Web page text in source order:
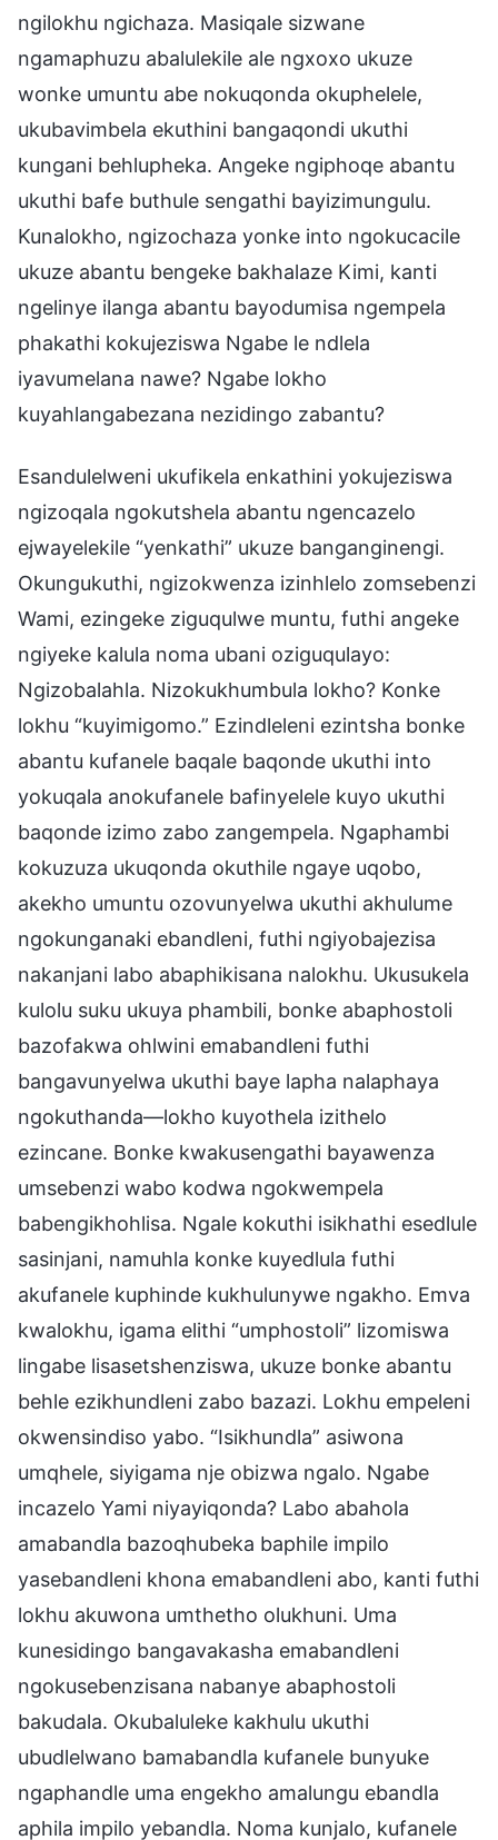
ngilokhu ngichaza. Masiqale sizwane
ngamaphuzu abalulekile ale ngxoxo ukuze
wonke umuntu abe nokuqonda okuphelele,
ukubavimbela ekuthini bangaqondi ukuthi
kungani behlupheka. Angeke ngiphoqe abantu
ukuthi bafe buthule sengathi bayizimungulu.
Kunalokho, ngizochaza yonke into ngokucacile
ukuze abantu bengeke bakhalaze Kimi, kanti
ngelinye ilanga abantu bayodumisa ngempela
phakathi kokujeziswa Ngabe le ndlela
iyavumelana nawe? Ngabe lokho
kuyahlangabezana nezidingo zabantu?
Esandulelweni ukufikela enkathini yokujeziswa
ngizoqala ngokutshela abantu ngencazelo
ejwayelekile “yenkathi” ukuze banganginengi.
Okungukuthi, ngizokwenza izinhlelo zomsebenzi
Wami, ezingeke ziguqulwe muntu, futhi angeke
ngiyeke kalula noma ubani oziguqulayo:
Ngizobalahla. Nizokukhumbula lokho? Konke
lokhu “kuyimigomo.” Ezindleleni ezintsha bonke
abantu kufanele baqale baqonde ukuthi into
yokuqala anokufanele bafinyelele kuyo ukuthi
baqonde izimo zabo zangempela. Ngaphambi
kokuzuza ukuqonda okuthile ngaye uqobo,
akekho umuntu ozovunyelwa ukuthi akhulume
ngokunganaki ebandleni, futhi ngiyobajezisa
nakanjani labo abaphikisana nalokhu. Ukusukela
kulolu suku ukuya phambili, bonke abaphostoli
bazofakwa ohlwini emabandleni futhi
bangavunyelwa ukuthi baye lapha nalaphaya
ngokuthanda—lokho kuyothela izithelo
ezincane. Bonke kwakusengathi bayawenza
umsebenzi wabo kodwa ngokwempela
babengikhohlisa. Ngale kokuthi isikhathi esedlule
sasinjani, namuhla konke kuyedlula futhi
akufanele kuphinde kukhulunywe ngakho. Emva
kwalokhu, igama elithi “umphostoli” lizomiswa
lingabe lisasetshenziswa, ukuze bonke abantu
behle ezikhundleni zabo bazazi. Lokhu empeleni
okwensindiso yabo. “Isikhundla” asiwona
umqhele, siyigama nje obizwa ngalo. Ngabe
incazelo Yami niyayiqonda? Labo abahola
amabandla bazoqhubeka baphile impilo
yasebandleni khona emabandleni abo, kanti futhi
lokhu akuwona umthetho olukhuni. Uma
kunesidingo bangavakasha emabandleni
ngokusebenzisana nabanye abaphostoli
bakudala. Okubaluleke kakhulu ukuthi
ubudlelwano bamabandla kufanele bunyuke
ngaphandle uma engekho amalungu ebandla
aphila impilo yebandla. Noma kunjalo, kufanele